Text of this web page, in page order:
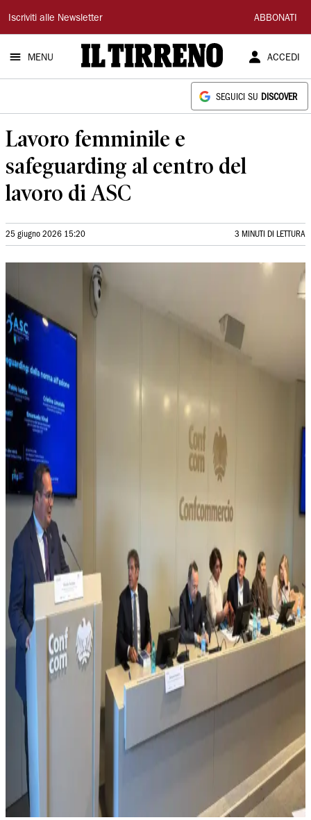
Il
Tirreno
Iscriviti alle Newsletter ABBONATI
MENU ACCEDI
SEGUICI SU DISCOVER
Lavoro femminile e
safeguarding al centro del
lavoro di ASC
25 giugno 2026 15:20 3 MINUTI DI LETTURA